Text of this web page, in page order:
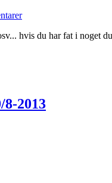
hvis du har fat i noget
2013